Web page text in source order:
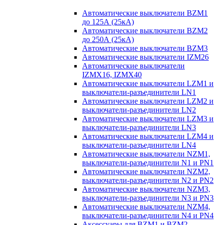
Автоматические выключатели BZM1
до 125А (25кА)
Автоматические выключатели BZM2
до 250А (25кА)
Автоматические выключатели BZM3
Автоматические выключатели IZM26
Автоматические выключатели
IZMX16, IZMX40
Автоматические выключатели LZM1 и
выключатели-разъединители LN1
Автоматические выключатели LZM2 и
выключатели-разъединители LN2
Автоматические выключатели LZM3 и
выключатели-разъединители LN3
Автоматические выключатели LZM4 и
выключатели-разъединители LN4
Автоматические выключатели NZM1,
выключатели-разъединители N1 и PN1
Автоматические выключатели NZM2,
выключатели-разъединители N2 и PN2
Автоматические выключатели NZM3,
выключатели-разъединители N3 и PN3
Автоматические выключатели NZM4,
выключатели-разъединители N4 и PN4